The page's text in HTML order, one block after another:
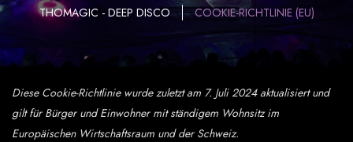
THOMAGIC - DEEP DISCO COOKIE-RICHTLINIE (EU)
Diese Cookie-Richtlinie wurde zuletzt am 7. Juli 2024 aktualisiert und
gilt für Bürger und Einwohner mit ständigem Wohnsitz im
Europäischen Wirtschaftsraum und der Schweiz.